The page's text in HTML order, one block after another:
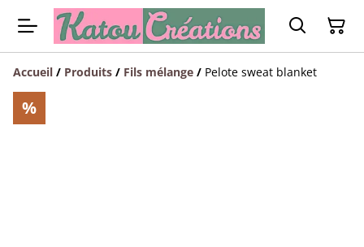
Accueil / Produits / Fils mélange / Pelote sweat blanket
%